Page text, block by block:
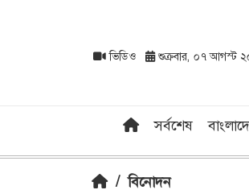
ভিডিও শুক্রবার, ০৭ আগস্ট
সর্বশেষ
/ বিনোদন